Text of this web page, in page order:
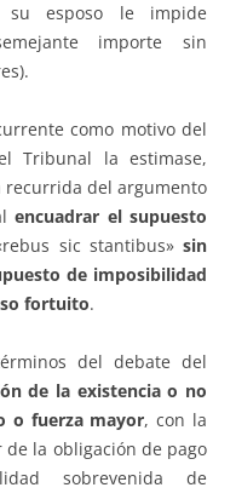
su esposo le impide
importe sin
como motivo del
Tribunal la estimase,
recurrida del argumento
encuadrar el supuesto
sic stantibus» sin
de imposibilidad
fortuito.
del debate del
de la existencia o no
o fuerza mayor, con la
la obligación de pago
sobrevenida de